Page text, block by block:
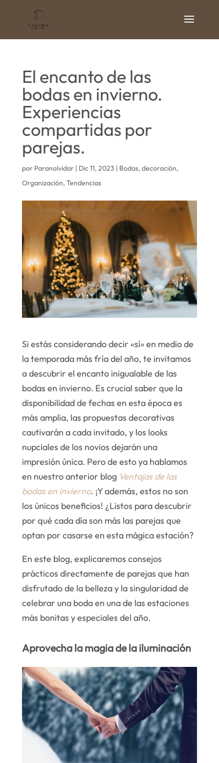
El encanto de las
bodas en invierno.
Experiencias
compartidas por
parejas.
por Paranolvidar| Dic 11, 2023 | Bodas, decoración,
Organización, Tendencias
Si estás considerando decir «sí» en medio de
la temporada más fría del año, te invitamos
a descubrir el encanto inigualable de las
bodas en invierno. Es crucial saber que la
disponibilidad de fechas en esta época es
más amplia, las propuestas decorativas
cautivarán a cada invitado, y los looks
nupciales de los novios dejarán una
impresión única. Pero de esto ya hablamos
en nuestro anterior blog Ventajas de las
bodas en invierno. ¡Y además, estos no son
los únicos beneficios! ¿Listos para descubrir
por qué cada día son más las parejas que
optan por casarse en esta mágica estación?
En este blog, explicaremos consejos
prácticos directamente de parejas que han
disfrutado de la belleza y la singularidad de
celebrar una boda en una de las estaciones
más bonitas y especiales del año.
Aprovecha la magia de la iluminación